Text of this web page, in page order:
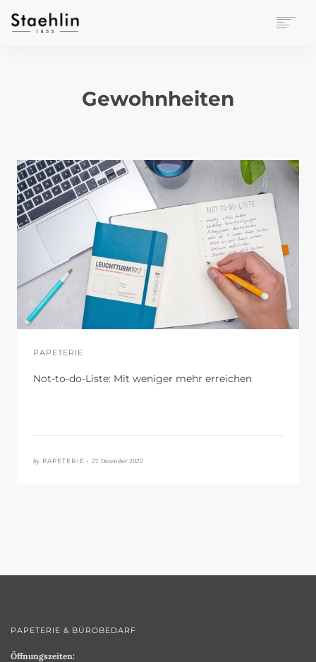
VERANSTALTUNGEN
Gewohnheiten
PAPETERIE
Not-to-do-Liste: Mit weniger mehr erreichen
by PAPETERIE • 27. Dezember 2022
PAPETERIE & BÜROBEDARF
Öffnungszeiten: